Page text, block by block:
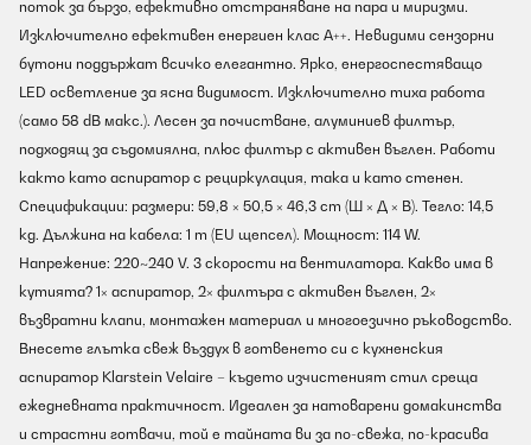
поток за бързо, ефективно отстраняване на пара и миризми.
Изключително ефективен енергиен клас A++. Невидими сензорни
бутони поддържат всичко елегантно. Ярко, енергоспестяващо
LED осветление за ясна видимост. Изключително тиха работа
(само 58 dB макс.). Лесен за почистване, алуминиев филтър,
подходящ за съдомиялна, плюс филтър с активен въглен. Работи
както като аспиратор с рециркулация, така и като стенен.
Спецификации: размери: 59,8 × 50,5 × 46,3 cm (Ш × Д × В). Тегло: 14,5
kg. Дължина на кабела: 1 m (EU щепсел). Мощност: 114 W.
Напрежение: 220~240 V. 3 скорости на вентилатора. Какво има в
кутията? 1× аспиратор, 2× филтъра с активен въглен, 2×
възвратни клапи, монтажен материал и многоезично ръководство.
Внесете глътка свеж въздух в готвенето си с кухненския
аспиратор Klarstein Velaire – където изчистеният стил среща
ежедневната практичност. Идеален за натоварени домакинства
и страстни готвачи, той е тайната ви за по-свежа, по-красива